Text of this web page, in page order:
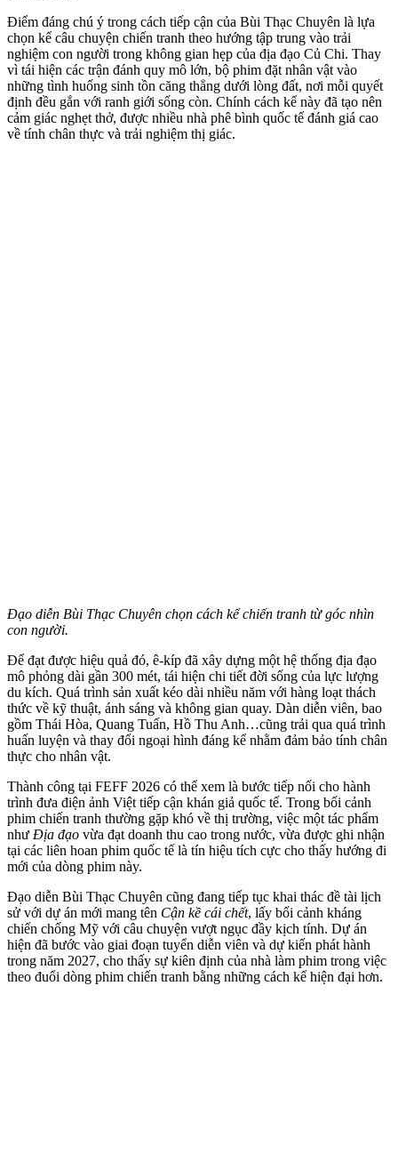
Điểm đáng chú ý trong cách tiếp cận của Bùi Thạc Chuyên là lựa
chọn kể câu chuyện chiến tranh theo hướng tập trung vào trải
nghiệm con người trong không gian hẹp của địa đạo Củ Chi. Thay
vì tái hiện các trận đánh quy mô lớn, bộ phim đặt nhân vật vào
những tình huống sinh tồn căng thẳng dưới lòng đất, nơi mỗi quyết
định đều gắn với ranh giới sống còn. Chính cách kể này đã tạo nên
cảm giác nghẹt thở, được nhiều nhà phê bình quốc tế đánh giá cao
về tính chân thực và trải nghiệm thị giác.
Đạo diễn Bùi Thạc Chuyên chọn cách kể chiến tranh từ góc nhìn
con người.
Để đạt được hiệu quả đó, ê-kíp đã xây dựng một hệ thống địa đạo
mô phỏng dài gần 300 mét, tái hiện chi tiết đời sống của lực lượng
du kích. Quá trình sản xuất kéo dài nhiều năm với hàng loạt thách
thức về kỹ thuật, ánh sáng và không gian quay. Dàn diễn viên, bao
gồm Thái Hòa, Quang Tuấn, Hồ Thu Anh…cũng trải qua quá trình
huấn luyện và thay đổi ngoại hình đáng kể nhằm đảm bảo tính chân
thực cho nhân vật.
Thành công tại FEFF 2026 có thể xem là bước tiếp nối cho hành
trình đưa điện ảnh Việt tiếp cận khán giả quốc tế. Trong bối cảnh
phim chiến tranh thường gặp khó về thị trường, việc một tác phẩm
như Địa đạo vừa đạt doanh thu cao trong nước, vừa được ghi nhận
tại các liên hoan phim quốc tế là tín hiệu tích cực cho thấy hướng đi
mới của dòng phim này.
Đạo diễn Bùi Thạc Chuyên cũng đang tiếp tục khai thác đề tài lịch
sử với dự án mới mang tên Cận kề cái chết, lấy bối cảnh kháng
chiến chống Mỹ với câu chuyện vượt ngục đầy kịch tính. Dự án
hiện đã bước vào giai đoạn tuyển diễn viên và dự kiến phát hành
trong năm 2027, cho thấy sự kiên định của nhà làm phim trong việc
theo đuổi dòng phim chiến tranh bằng những cách kể hiện đại hơn.